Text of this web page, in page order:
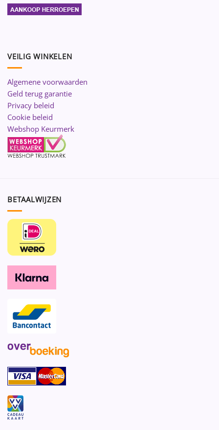
VEILIG WINKELEN
Algemene voorwaarden
Geld terug garantie
Privacy beleid
Cookie beleid
Webshop Keurmerk
BETAALWIJZEN